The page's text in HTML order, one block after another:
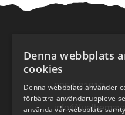
0954-31010
Denna webbplats
cookies
Denna webbplats använder
förbättra
använda vår webbplats